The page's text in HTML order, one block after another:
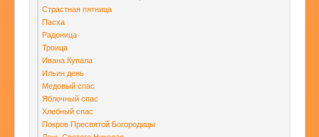
Страстная пятница
Пасха
Радоница
Троица
Ивана Купала
Ильин день
Медовый спас
Яблочный спас
Хлебный спас
Покров Пресвятой Богородицы